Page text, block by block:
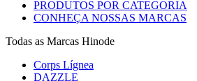
PRODUTOS POR CATEGORIA
CONHEÇA NOSSAS MARCAS
Todas as Marcas Hinode
Corps Lígnea
DAZZLE